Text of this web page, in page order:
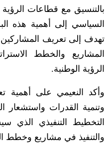
بالتنسيق مع قطاعات
السياسي إلى أهمية هذه
تهدف إلى تعريف المشاركين
المشاريع والخطط
الرؤية الوطنية.
وأكد النعيمي على أهمية
وتنمية القدرات واستشعار
التخطيط التنفيذي الذي
والتنفيذ في مشاريع وخطط